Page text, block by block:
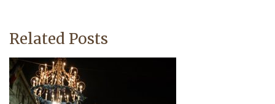
Related Posts